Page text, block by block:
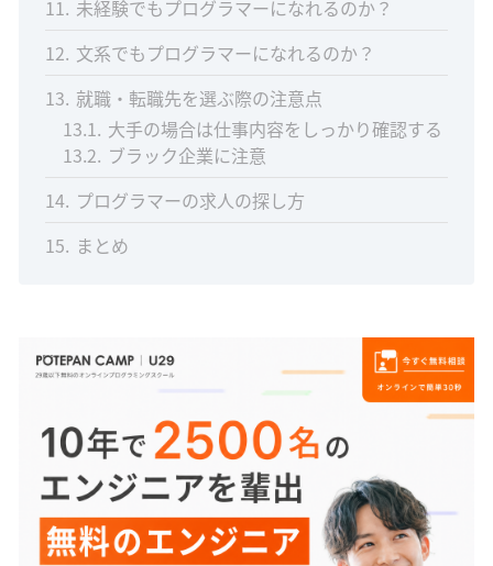
11 未経験でもプログラマーになれるのか？
12 文系でもプログラマーになれるのか？
13 就職・転職先を選ぶ際の注意点
13.1 大手の場合は仕事内容をしっかり確認する
13.2 ブラック企業に注意
14 プログラマーの求人の探し方
15 まとめ